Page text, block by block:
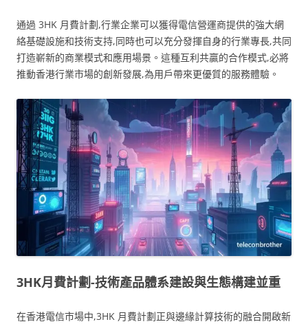
通過 3HK 月費計劃,行業企業可以獲得電信營運商提供的強大網
絡基礎設施和技術支持,同時也可以充分發揮自身的行業專長,共同
打造嶄新的商業模式和應用場景。這種互利共贏的合作模式,必將
推動香港行業市場的創新發展,為用戶帶來更優質的服務體驗。
3HK月費計劃-技術產品體系建設與生態構建並重
在香港電信市場中,3HK 月費計劃正與邊緣計算技術的融合開啟新